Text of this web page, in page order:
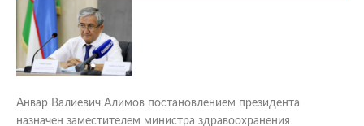
Анвар Валиевич Алимов постановлением президента
назначен заместителем министра здравоохранения